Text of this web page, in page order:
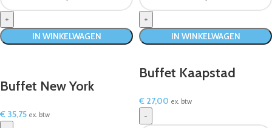
IN WINKELWAGEN IN WINKELWAGEN
Buffet New York
€ 35,75 ex. btw
Buffet Kaapstad
€ 27,00 ex. btw